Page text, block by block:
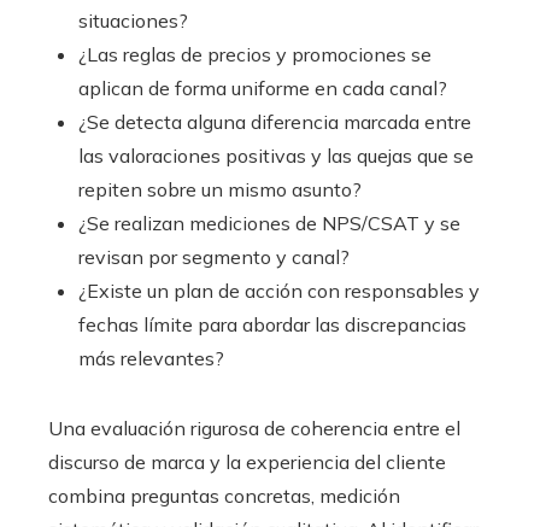
situaciones?
¿Las reglas de precios y promociones se
aplican de forma uniforme en cada canal?
¿Se detecta alguna diferencia marcada entre
las valoraciones positivas y las quejas que se
repiten sobre un mismo asunto?
¿Se realizan mediciones de NPS/CSAT y se
revisan por segmento y canal?
¿Existe un plan de acción con responsables y
fechas límite para abordar las discrepancias
más relevantes?
Una evaluación rigurosa de coherencia entre el
discurso de marca y la experiencia del cliente
combina preguntas concretas, medición